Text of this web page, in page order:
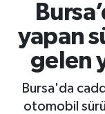
yapan
gelen
Bursa'da
otomobil
Spor
Eğitim
Ekonomi
TFF 3.Lig
Tüm
Son Dakika